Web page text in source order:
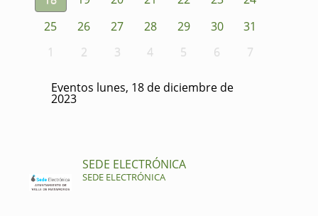
25
26 27 28 29 30
31
1
2 3 4 5 6 7
Eventos lunes, 18 de diciembre de
2023
SEDE ELECTRÓNICA
SEDE ELECTRÓNICA